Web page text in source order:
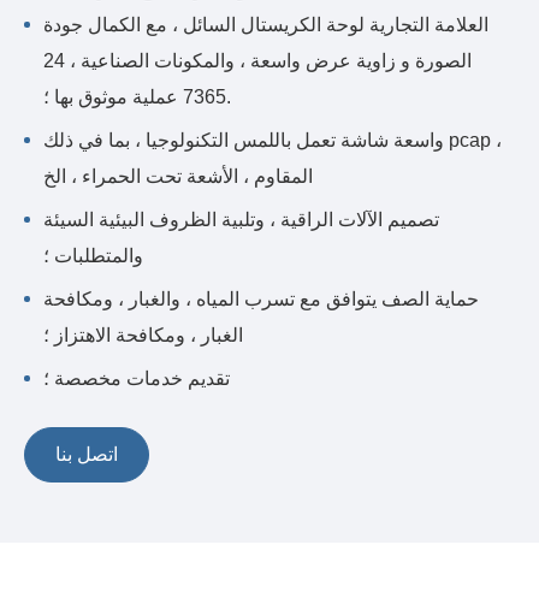
العلامة التجارية لوحة الكريستال السائل ، مع الكمال جودة
الصورة و زاوية عرض واسعة ، والمكونات الصناعية ، 24
.7365 عملية موثوق بها ؛
واسعة شاشة تعمل باللمس التكنولوجيا ، بما في ذلك pcap ،
المقاوم ، الأشعة تحت الحمراء ، الخ
تصميم الآلات الراقية ، وتلبية الظروف البيئية السيئة
والمتطلبات ؛
حماية الصف يتوافق مع تسرب المياه ، والغبار ، ومكافحة
الغبار ، ومكافحة الاهتزاز ؛
تقديم خدمات مخصصة ؛
اتصل بنا